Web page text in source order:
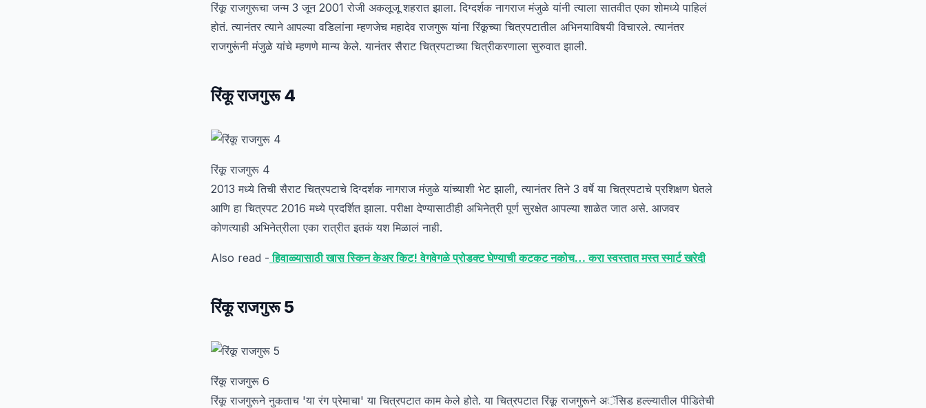
रिंकू राजगुरूचा जन्म 3 जून 2001 रोजी अकलूजू शहरात झाला. दिग्दर्शक नागराज मंजुळे यांनी त्याला सातवीत एका शोमध्ये पाहिलं
होतं. त्यानंतर त्याने आपल्या वडिलांना म्हणजेच महादेव राजगुरू यांना रिंकूच्या चित्रपटातील अभिनयाविषयी विचारले. त्यानंतर
राजगुरूंनी मंजुळे यांचे म्हणणे मान्य केले. यानंतर सैराट चित्रपटाच्या चित्रीकरणाला सुरुवात झाली.
रिंकू राजगुरू 4
रिंकू राजगुरू 4
2013 मध्ये तिची सैराट चित्रपटाचे दिग्दर्शक नागराज मंजुळे यांच्याशी भेट झाली, त्यानंतर तिने 3 वर्षे या चित्रपटाचे प्रशिक्षण घेतले
आणि हा चित्रपट 2016 मध्ये प्रदर्शित झाला. परीक्षा देण्यासाठीही अभिनेत्री पूर्ण सुरक्षेत आपल्या शाळेत जात असे. आजवर
कोणत्याही अभिनेत्रीला एका रात्रीत इतकं यश मिळालं नाही.
Also read - हिवाळ्यासाठी खास स्किन केअर किट! वेगवेगळे प्रोडक्ट घेण्याची कटकट नकोच… करा स्वस्तात मस्त स्मार्ट खरेदी
रिंकू राजगुरू 5
रिंकू राजगुरू 6
रिंकू राजगुरूने नुकताच 'या रंग प्रेमाचा' या चित्रपटात काम केले होते. या चित्रपटात रिंकू राजगुरूने अॅसिड हल्ल्यातील पीडितेची